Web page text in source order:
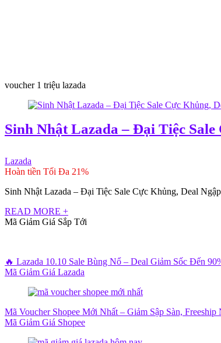
voucher 1 triệu lazada
Sinh Nhật Lazada – Đại Tiệc
Lazada
Hoàn tiền Tối Đa 21%
Sinh Nhật Lazada – Đại Tiệc Sale Cực Khủng, Deal
READ MORE +
Mã Giảm Giá Sắp Tới
🔥 Lazada 10.10 Sale Bùng Nổ – Deal Giảm Sốc Đến
Mã Giảm Giá Lazada
Mã Voucher Shopee Mới Nhất – Giảm Sập Sàn,
Mã Giảm Giá Shopee